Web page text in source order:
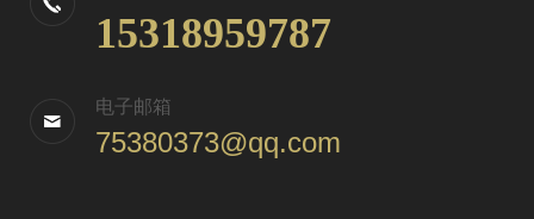
15318959787
电子邮箱
75380373@qq.com